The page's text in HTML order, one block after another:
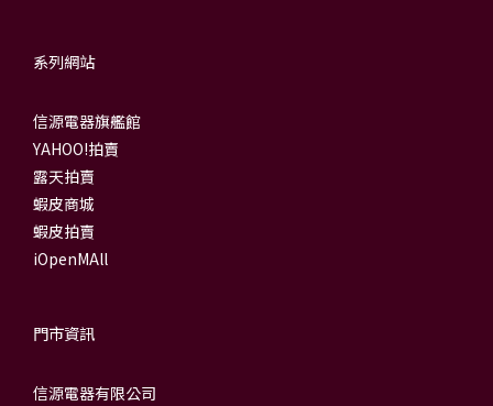
系列網站
信源電器旗艦館
YAHOO!拍賣
露天拍賣
蝦皮商城
蝦皮拍賣
iOpenMAll
門市資訊
信源電器有限公司